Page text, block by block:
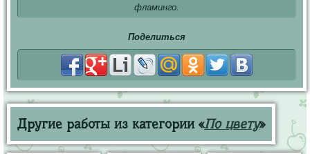
фламинго.
Поделиться
Другие работы из категории «По цвету»